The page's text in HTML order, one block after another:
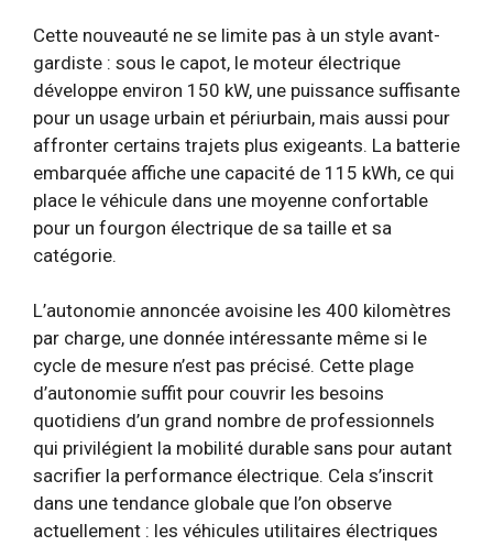
Cette nouveauté ne se limite pas à un style avant-
gardiste : sous le capot, le moteur électrique
développe environ 150 kW, une puissance suffisante
pour un usage urbain et périurbain, mais aussi pour
affronter certains trajets plus exigeants. La batterie
embarquée affiche une capacité de 115 kWh, ce qui
place le véhicule dans une moyenne confortable
pour un fourgon électrique de sa taille et sa
catégorie.
L’autonomie annoncée avoisine les 400 kilomètres
par charge, une donnée intéressante même si le
cycle de mesure n’est pas précisé. Cette plage
d’autonomie suffit pour couvrir les besoins
quotidiens d’un grand nombre de professionnels
qui privilégient la mobilité durable sans pour autant
sacrifier la performance électrique. Cela s’inscrit
dans une tendance globale que l’on observe
actuellement : les véhicules utilitaires électriques